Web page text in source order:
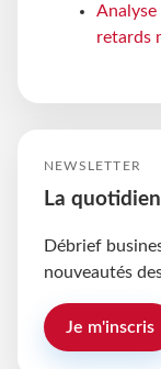
Analyse
retards
NEWSLETTER
La
Débrief
nouveautés
Je m'inscris